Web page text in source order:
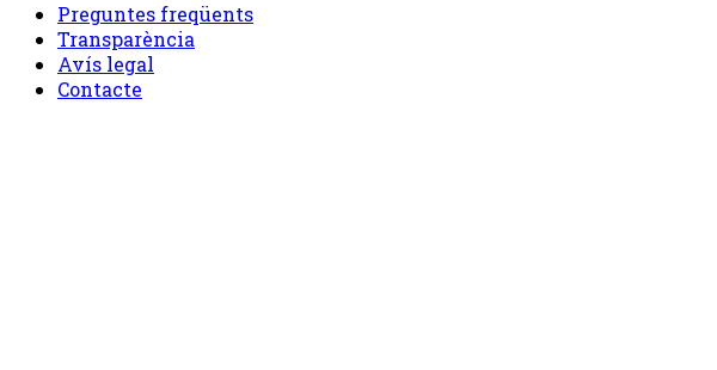
Preguntes freqüents
Transparència
Avís legal
Contacte